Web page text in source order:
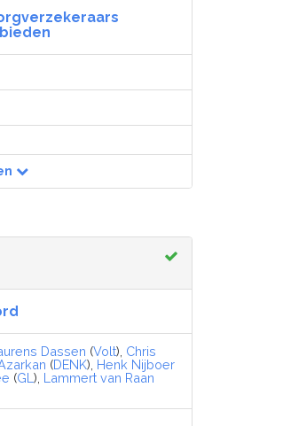
Dassen (Volt), Chris
(DENK), Henk Nijboer
(GL ), Lammert van Raan